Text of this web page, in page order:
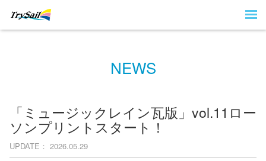
NEWS
「ミュージックレイン瓦版」vol.11ロー
ソンプリントスタート！
UPDATE 2026.05.29